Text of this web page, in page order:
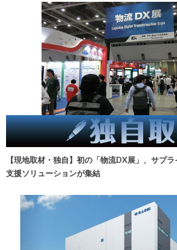
【現地取材・独自】初の「物流DX展」、サプ
支援ソリューションが集結